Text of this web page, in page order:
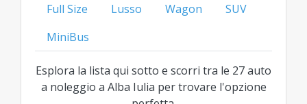
Full Size
Lusso Wagon
SUV
MiniBus
Esplora la lista qui sotto e scorri tra le 27 auto
a noleggio a Alba Iulia per trovare l'opzione